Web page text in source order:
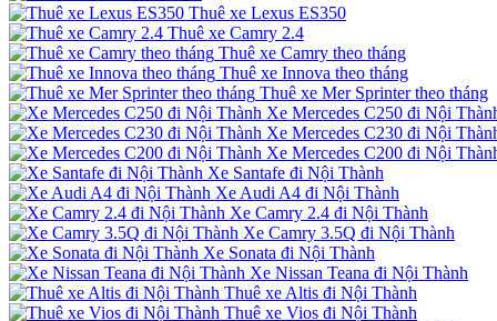
Thuê xe Lexus ES350
Thuê xe Camry 2.4
Thuê xe Camry theo tháng
Thuê xe Innova theo tháng
Thuê xe Mer Sprinter theo tháng
Xe Mercedes C250 đi Nội
Xe Mercedes C230 đi Nội
Xe Mercedes C200 đi Nội
Xe Santafe đi Nội Thành
Xe Audi A4 đi Nội Thành
Xe Camry 2.4 đi Nội Thành
Xe Camry 3.5Q đi Nội Thành
Xe Sonata đi Nội Thành
Xe Nissan Teana đi Nội Thành
Thuê xe Altis đi Nội Thành
Thuê xe Vios đi Nội Thành